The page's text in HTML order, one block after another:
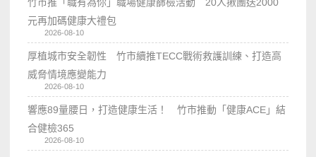
元再加碼健康大禮包
2026-08-10
厚植城市安全韌性 竹市續推TECC戰術救護訓練、打造高
威脅情境應變能力
2026-08-10
響應89量腰日，打造健康生活！ 竹市推動「健康ACE」結
合健檢365
2026-08-10